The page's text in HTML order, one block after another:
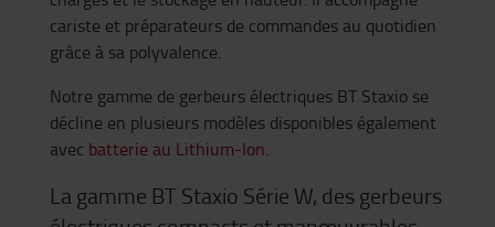
cariste et préparateurs de commandes au quotidien
grâce à sa polyvalence.
Notre gamme de gerbeurs électriques BT Staxio se
décline en plusieurs modèles disponibles également
avec batterie au Lithium-Ion.
La gamme BT Staxio Série W, des gerbeurs